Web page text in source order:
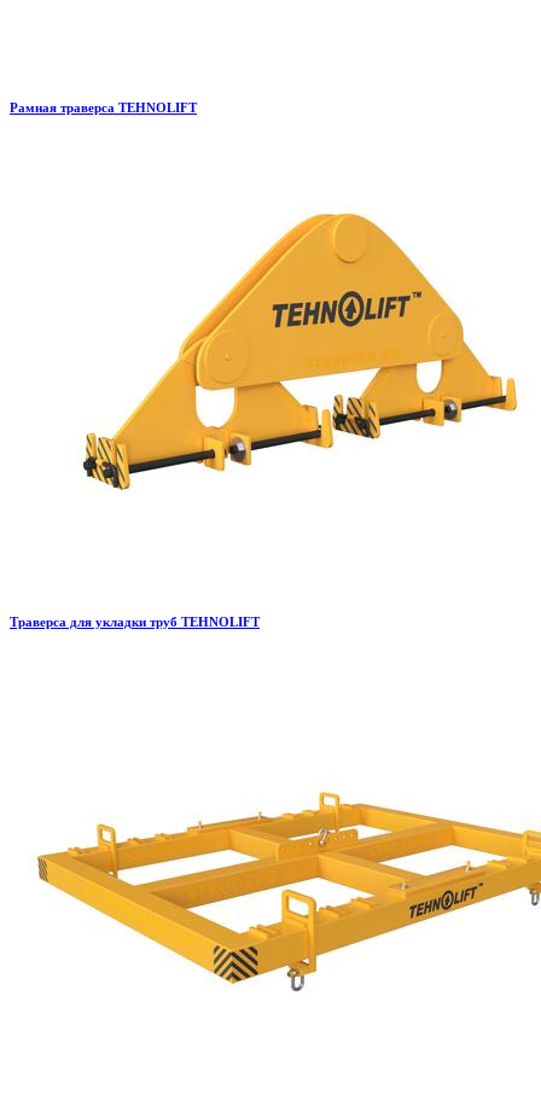
Рамная траверса TEHNOLIFT
Траверса для укладки труб TEHNOLIFT